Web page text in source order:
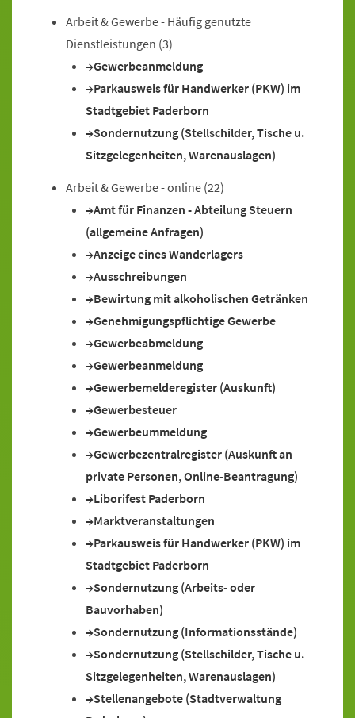
Arbeit & Gewerbe - Häufig genutzte
Dienstleistungen (3)
Gewerbeanmeldung
Parkausweis für Handwerker (PKW) im
Stadtgebiet Paderborn
Sondernutzung (Stellschilder, Tische u.
Sitzgelegenheiten, Warenauslagen)
Arbeit & Gewerbe - online (22)
Amt für Finanzen - Abteilung Steuern
(allgemeine Anfragen)
Anzeige eines Wanderlagers
Ausschreibungen
Bewirtung mit alkoholischen Getränken
Genehmigungspflichtige Gewerbe
Gewerbeabmeldung
Gewerbeanmeldung
Gewerbemelderegister (Auskunft)
Gewerbesteuer
Gewerbeummeldung
Gewerbezentralregister (Auskunft an
private Personen, Online-Beantragung)
Liborifest Paderborn
Marktveranstaltungen
Parkausweis für Handwerker (PKW) im
Stadtgebiet Paderborn
Sondernutzung (Arbeits- oder
Bauvorhaben)
Sondernutzung (Informationsstände)
Sondernutzung (Stellschilder, Tische u.
Sitzgelegenheiten, Warenauslagen)
Stellenangebote (Stadtverwaltung